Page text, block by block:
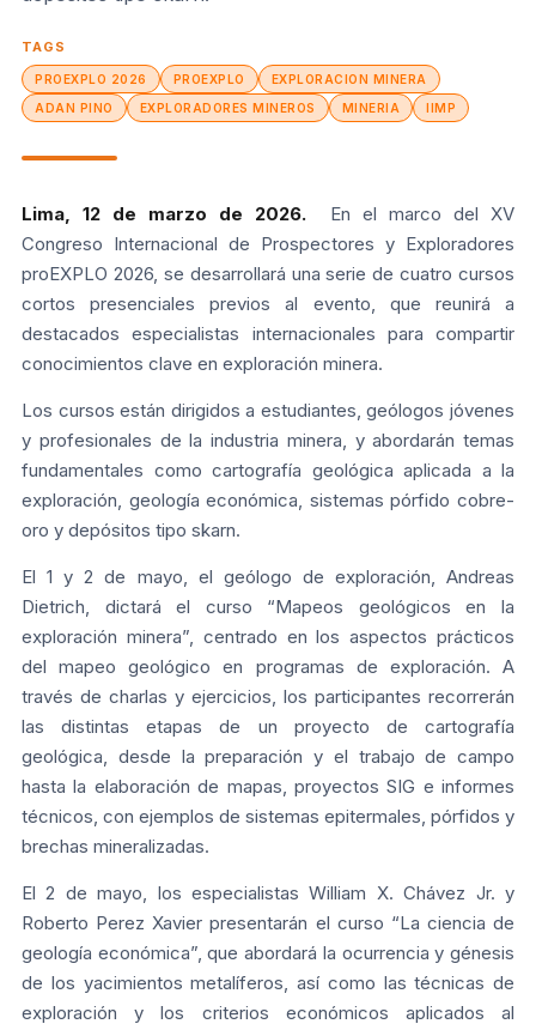
TAGS
PROEXPLO 2026 PROEXPLO
EXPLORACION MINERA
ADAN PINO
EXPLORADORES MINEROS MINERIA IIMP
Lima, 12 de marzo de 2026. En el marco del XV
Congreso Internacional de Prospectores y Exploradores
proEXPLO 2026, se desarrollará una serie de cuatro cursos
cortos presenciales previos al evento, que reunirá a
destacados especialistas internacionales para compartir
conocimientos clave en exploración minera.
Los cursos están dirigidos a estudiantes, geólogos jóvenes
y profesionales de la industria minera, y abordarán temas
fundamentales como cartografía geológica aplicada a la
exploración, geología económica, sistemas pórfido cobre-
oro y depósitos tipo skarn.
El 1 y 2 de mayo, el geólogo de exploración, Andreas
Dietrich, dictará el curso “Mapeos geológicos en la
exploración minera”, centrado en los aspectos prácticos
del mapeo geológico en programas de exploración. A
través de charlas y ejercicios, los participantes recorrerán
las distintas etapas de un proyecto de cartografía
geológica, desde la preparación y el trabajo de campo
hasta la elaboración de mapas, proyectos SIG e informes
técnicos, con ejemplos de sistemas epitermales, pórfidos y
brechas mineralizadas.
El 2 de mayo, los especialistas William X. Chávez Jr. y
Roberto Perez Xavier presentarán el curso “La ciencia de
geología económica”, que abordará la ocurrencia y génesis
de los yacimientos metalíferos, así como las técnicas de
exploración y los criterios económicos aplicados al